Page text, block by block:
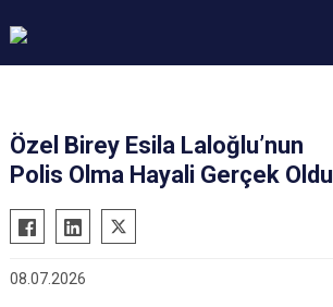
Özel Birey Esila Laloğlu’nun
Polis Olma Hayali Gerçek Oldu
08.07.2026